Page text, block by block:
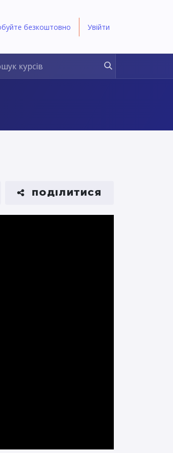
безкоштовно Увійти
ПОДІЛИТИСЯ